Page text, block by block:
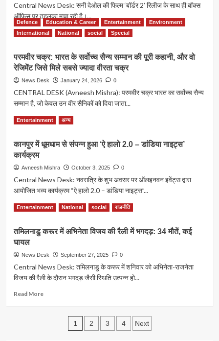
से
टूटा
फैंस
का
क्या
सच
प्लेबैक
सिंगिंग
छोड़
हैं
Central News Desk: सनी देओल की फिल्म ‘बॉर्डर 2’ रिलीज के साथ ही बॉक्स
ऑफिस पर तहलका मचा रही है।...
Read MoreRead
more
Border
2
Box
Day
3:
साल
सनी
इंडिया
के
सबसे
एक्शन
Defence Education & Career Entertainment
Environment
International
National social Special
परमवीर चक्र: भारत के सर्वोच्च सैन्य सम्मान की पूरी कहानी, और वो
रेजिमेंट जिसे मिले सबसे ज्यादा वीरता चक्र
News Desk January 24, 2026 0
CENTRAL DESK (Avneesh Mishra): परमवीर चक्र भारत का सर्वोच्च सैन्य
सम्मान है, जो केवल उन वीर सैनिकों को दिया जाता...
Read MoreRead
more
परमवीर
भारत
सर्वोच्च
सैन्य
की
कहानी,
रेजिमेंट
जिसे
मिले
ज्यादा
Entertainment अन्य
कानपुर में धूमधाम से संपन्न हुआ ‘ऐ हालो 2.0 – डांडिया नाइट्स’
कार्यक्रम
Avneesh Mishra October 3, 2025 0
Central News Desk: नवरात्रि के शुभ अवसर पर ऑलइनवन इवेंट्स द्वारा
आयोजित भव्य कार्यक्रम “ऐ हालो 2.0 – डांडिया नाइट्स”...
Read MoreRead
more
कानपुर
धूमधाम
संपन्न
हुआ
हालो
Entertainment National social राजनीति
तमिलनाडु करूर में अभिनेता विजय की रैली में भगदड़: 34 मौतें, कई
घायल
News Desk September 27, 2025 0
Central News Desk: तमिलनाडु के करूर में शनिवार को अभिनेता-राजनेता
विजय की रैली के दौरान भगदड़ जैसी स्थिति उत्पन्न हो...
Read MoreRead
Posts
1 2 3 4 Next